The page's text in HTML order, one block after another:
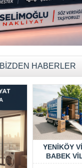
BİZDEN HABERLER
YENIKÖY
BABEK
Müşteri Temsilcisi Fiyat
al